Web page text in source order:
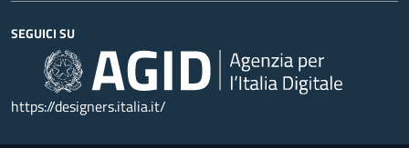
SEGUICI SU
https://designers.italia.it/